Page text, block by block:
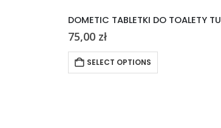
DOMETIC TABLETKI DO TOALETY
75,00 zł
SELECT OPTIONS